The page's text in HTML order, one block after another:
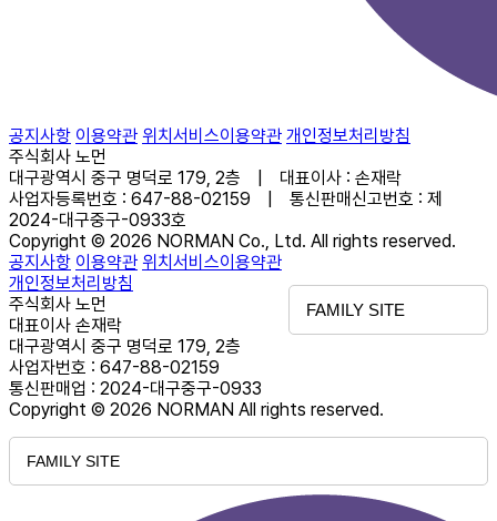
공지사항 이용약관 위치서비스이용약관 개인정보처리방침
주식회사 노먼
대구광역시 중구 명덕로 179, 2층 | 대표이사 : 손재락
사업자등록번호 : 647-88-02159 | 통신판매신고번호 : 제
2024-대구중구-0933호
Copyright © 2026 NORMAN Co., Ltd. All rights reserved.
FAMILY SITE
공지사항 이용약관 위치서비스이용약관
개인정보처리방침
주식회사 노먼
대표이사 손재락
대구광역시 중구 명덕로 179, 2층
사업자번호 : 647-88-02159
통신판매업 : 2024-대구중구-0933
Copyright © 2026 NORMAN All rights reserved.
FAMILY SITE